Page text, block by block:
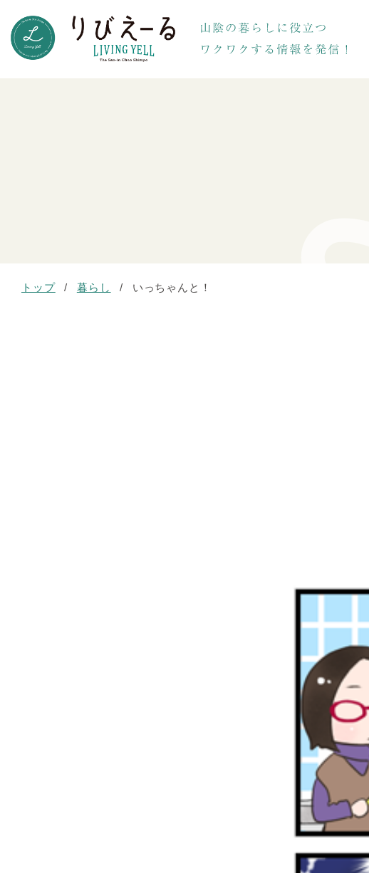
トップ / 暮らし / いっちゃんと！